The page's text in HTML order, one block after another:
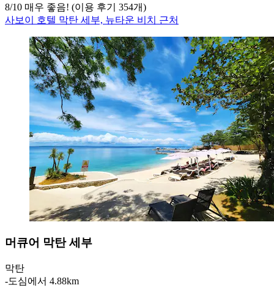
8/10 매우 좋음! (이용 후기 354개)
사보이 호텔 막탄 세부, 뉴타운 비치 근처
머큐어 막탄 세부
막탄
‐도심에서 4.88km